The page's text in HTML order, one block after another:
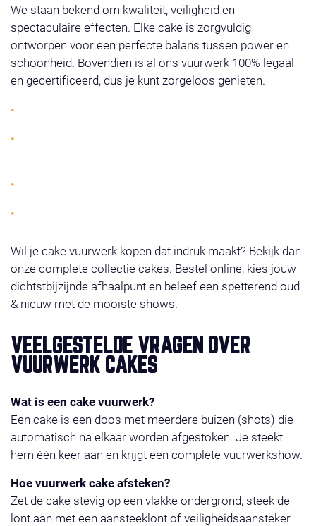
We staan bekend om kwaliteit, veiligheid en
spectaculaire effecten. Elke cake is zorgvuldig
ontworpen voor een perfecte balans tussen power en
schoonheid. Bovendien is al ons vuurwerk 100% legaal
en gecertificeerd, dus je kunt zorgeloos genieten.
Wil je cake vuurwerk kopen dat indruk maakt? Bekijk dan
onze complete collectie cakes. Bestel online, kies jouw
dichtstbijzijnde afhaalpunt en beleef een spetterend oud
& nieuw met de mooiste shows.
VEELGESTELDE VRAGEN OVER
VUURWERK CAKES
Wat is een cake vuurwerk?
Een cake is een doos met meerdere buizen (shots) die
automatisch na elkaar worden afgestoken. Je steekt
hem één keer aan en krijgt een complete vuurwerkshow.
Hoe vuurwerk cake afsteken?
Zet de cake stevig op een vlakke ondergrond, steek de
lont aan met een aansteeklont of veiligheidsaansteker